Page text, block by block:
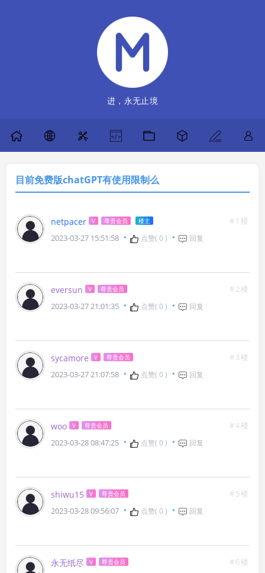
进，永无止境
目前免费版chatGPT有使用限制么
netpacer V 尊贵会员 楼主
#1楼
2023-03-27 15:51:58
点赞( 0 ) 回复
eversun V 尊贵会员
#2楼
2023-03-27 21:01:35
点赞( 0 ) 回复
sycamore V 尊贵会员
#3楼
2023-03-27 21:07:58
点赞( 0 ) 回复
woo V 尊贵会员
#4楼
2023-03-28 08:47:25
点赞( 0 ) 回复
shiwu15 V 尊贵会员
#5楼
2023-03-28 09:56:07
点赞( 0 ) 回复
永无纸尽 V 尊贵会员
#6楼